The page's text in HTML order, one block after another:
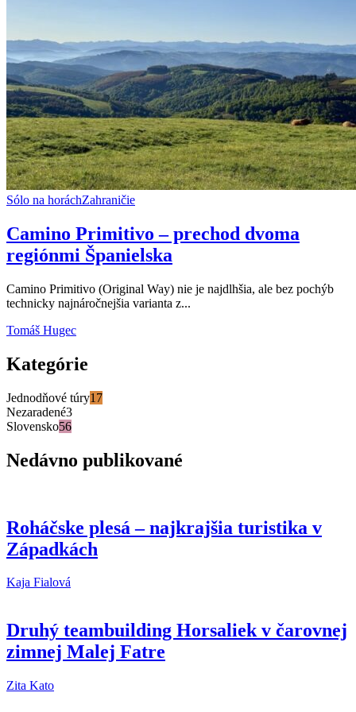
Sólo na horáchZahraničie
Camino Primitivo – prechod dvoma
regiónmi Španielska
Camino Primitivo (Original Way) nie je najdlhšia, ale bez pochýb
technicky najnáročnejšia varianta z...
Tomáš Hugec
Kategórie
Jednodňové túry17
Nezaradené3
Slovensko56
Nedávno publikované
Roháčske plesá – najkrajšia turistika v
Západkách
Kaja Fialová
Druhý teambuilding Horsaliek v čarovnej
zimnej Malej Fatre
Zita Kato